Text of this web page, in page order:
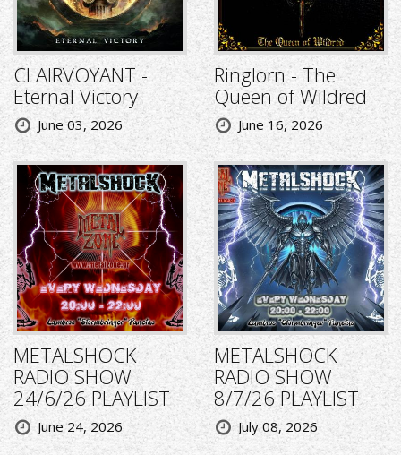
CLAIRVOYANT -
Eternal Victory
June 03, 2026
Ringlorn - The
Queen of Wildred
June 16, 2026
METALSHOCK
RADIO SHOW
24/6/26 PLAYLIST
June 24, 2026
METALSHOCK
RADIO SHOW
8/7/26 PLAYLIST
July 08, 2026